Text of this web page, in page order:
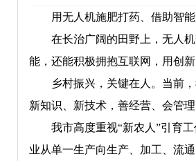
用无人机施肥打药、借助智能
在长治广阔的田野上，无人机
能，还能积极拥抱互联网，用创
乡村振兴，关键在人。当前，
新知识、新技术，善经营、会管
我市高度重视“新农人”引育工
业从单一生产向生产、加工、流